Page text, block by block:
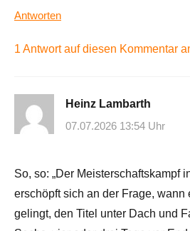
Antworten
1 Antwort auf diesen Kommentar
Heinz Lambarth
07.07.2026 13:54 Uhr
So, so: „Der Meisterschaftskampf
erschöpft sich an der Frage, wann
gelingt, den Titel unter Dach und